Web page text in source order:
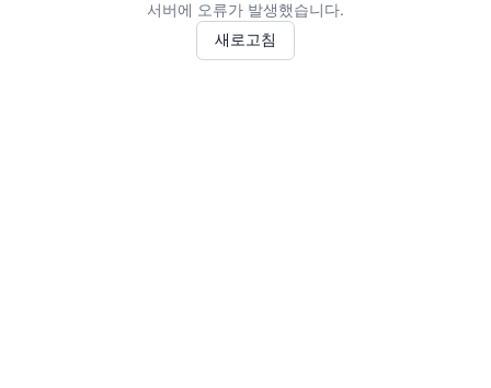
서버에 오류가 발생했습니다.
새로고침